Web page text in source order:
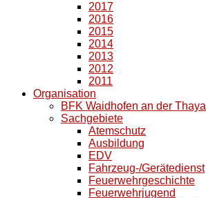
2017
2016
2015
2014
2013
2012
2011
Organisation
BFK Waidhofen an der Thaya
Sachgebiete
Atemschutz
Ausbildung
EDV
Fahrzeug-/Gerätedienst
Feuerwehrgeschichte
Feuerwehrjugend